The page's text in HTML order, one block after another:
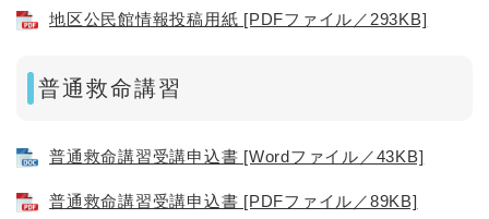
地区公民館情報投稿用紙 [PDFファイル／293KB]
普通救命講習
普通救命講習受講申込書 [Wordファイル／43KB]
普通救命講習受講申込書 [PDFファイル／89KB]